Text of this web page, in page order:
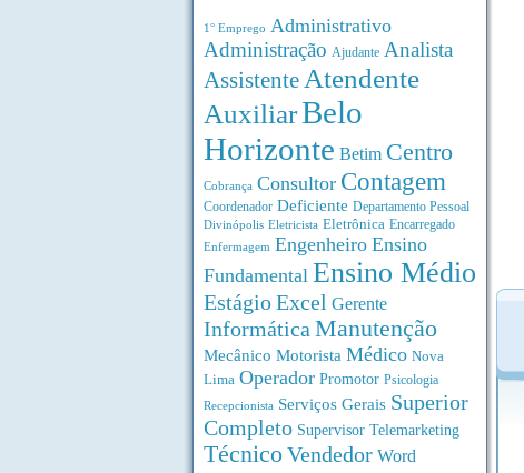
1° Emprego Administrativo
Administração Ajudante Analista
Assistente Atendente
AuxiliarBelo
Horizonte Betim Centro
Cobrança Consultor Contagem
Coordenador Deficiente Departamento Pessoal
Divinópolis Eletricista Eletrônica Encarregado
Enfermagem Engenheiro Ensino
Fundamental Ensino Médio
EstágioExcel Gerente
Informática Manutenção
Mecânico Motorista Médico Nova
Lima Operador Promotor Psicologia
Recepcionista Serviços Gerais Superior
Completo Supervisor Telemarketing
TécnicoVendedor Word